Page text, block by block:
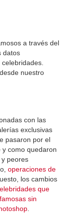
a través del
datos
nuestro
con las
exclusivas
pasaron por el
y como quedaron
y peores
operaciones de
los cambios
que
famosas sin